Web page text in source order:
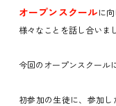
オープンスクールに
様々なことを話し合いま
今回のオープンスクール
初参加の生徒に、参加し